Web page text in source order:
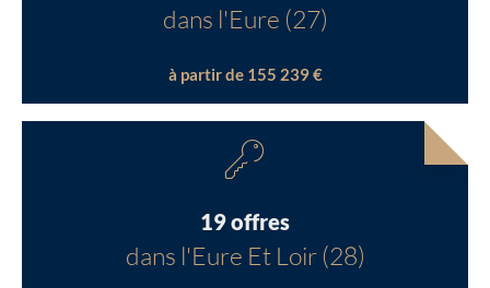
dans l'Eure (27)
à partir de 155 239 €
19 offres
dans l'Eure Et Loir (28)